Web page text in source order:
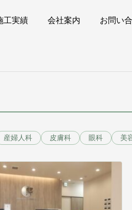
工実績 会社案内 お問い
産婦人科 皮膚科 眼科 美